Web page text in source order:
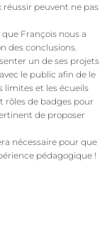
réussir peuvent ne pas
François nous a
des conclusions.
un de ses projets
le public afin de le
limites et les écueils
rôles de badges pour
de proposer
nécessaire pour que
pédagogique !